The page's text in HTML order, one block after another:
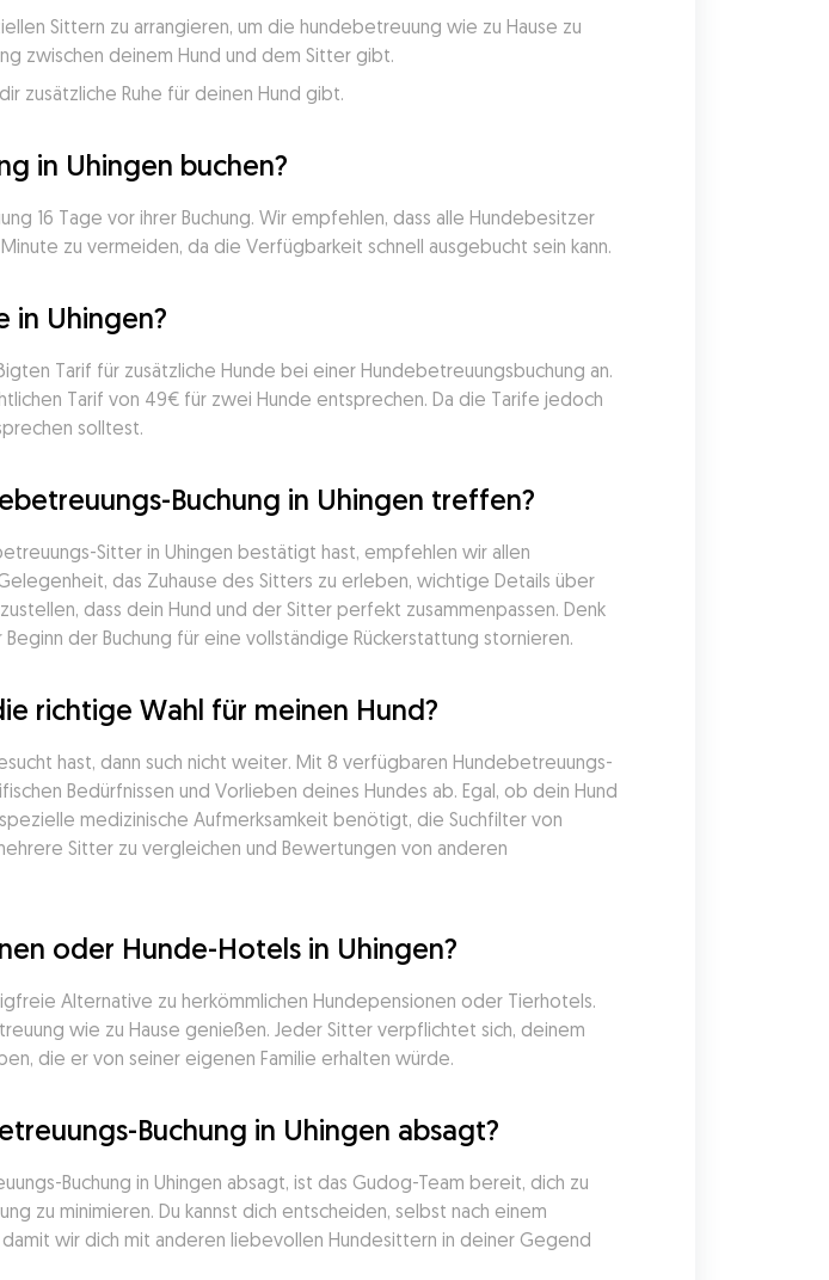
Sittern zu arrangieren, um die hundebetreuung wie zu Hause zu
zwischen deinem Hund und dem Sitter gibt.
zusätzliche Ruhe für deinen Hund gibt.
in Uhingen buchen?
16 Tage vor ihrer Buchung. Wir empfehlen, dass alle Hundebesitzer
zu vermeiden, da die Verfügbarkeit schnell ausgebucht sein kann.
in Uhingen?
Tarif für zusätzliche Hunde bei einer Hundebetreuungsbuchung an.
Tarif von 49€ für zwei Hunde entsprechen. Da die Tarife jedoch
solltest.
Buchung in Uhingen treffen?
Sitter in Uhingen bestätigt hast, empfehlen wir allen
das Zuhause des Sitters zu erleben, wichtige Details über
dass dein Hund und der Sitter perfekt zusammenpassen. Denk
der Buchung für eine vollständige Rückerstattung stornieren.
richtige Wahl für meinen Hund?
hast, dann such nicht weiter. Mit 8 verfügbaren Hundebetreuungs-
Bedürfnissen und Vorlieben deines Hundes ab. Egal, ob dein Hund
medizinische Aufmerksamkeit benötigt, die Suchfilter von
Sitter zu vergleichen und Bewertungen von anderen
oder Hunde-Hotels in Uhingen?
Alternative zu herkömmlichen Hundepensionen oder Tierhotels.
wie zu Hause genießen. Jeder Sitter verpflichtet sich, deinem
die er von seiner eigenen Familie erhalten würde.
Buchung in Uhingen absagt?
Buchung in Uhingen absagt, ist das Gudog-Team bereit, dich zu
zu minimieren. Du kannst dich entscheiden, selbst nach einem
wir dich mit anderen liebevollen Hundesittern in deiner Gegend